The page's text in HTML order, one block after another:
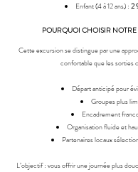
Enfant (4 à 12 ans) : 2
POURQUOI CHOISIR NOTRE
Cette excursion se distingue par une
confortable que les sorties
Départ anticipé pour
Groupes plus
Encadrement
Organisation fluide et
Partenaires locaux
L’objectif : vous offrir une journée plus